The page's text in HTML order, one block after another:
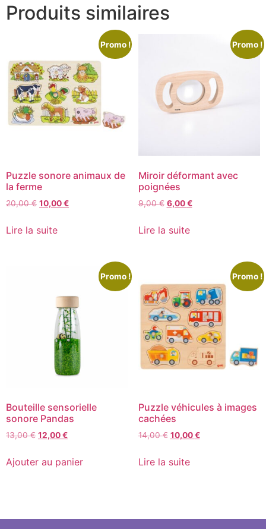
Produits similaires
Promo !
Puzzle sonore animaux de
la ferme
20,00€ 10,00€
Lire la suite
Promo !
Miroir déformant avec
poignées
9,00€ 6,00€
Lire la suite
Promo !
Bouteille sensorielle
sonore Pandas
13,00€ 12,00€
Ajouter au panier
Promo !
Puzzle véhicules à images
cachées
14,00€ 10,00€
Lire la suite